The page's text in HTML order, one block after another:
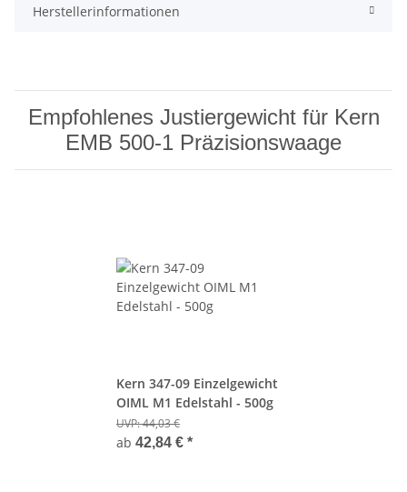
Herstellerinformationen
Empfohlenes Justiergewicht für Kern
EMB 500-1 Präzisionswaage
Kern 347-09 Einzelgewicht
OIML M1 Edelstahl - 500g
UVP:44,03 €
ab 42,84 € *